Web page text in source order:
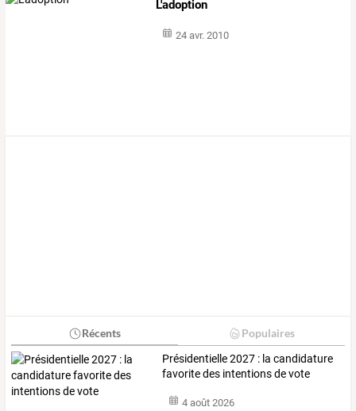
L'adoption
24 avr. 2010
Récents Populaires
Présidentielle 2027 : la candidature
favorite des intentions de vote
4 août 2026